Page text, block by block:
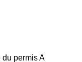
permis A